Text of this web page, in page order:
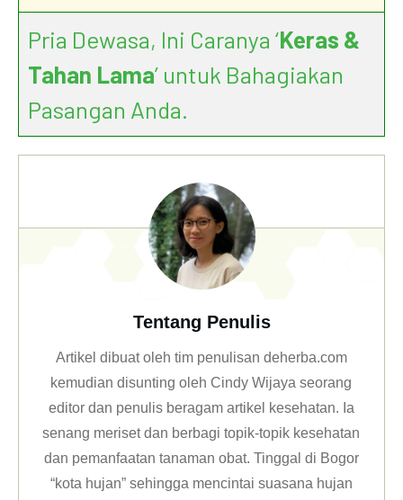
Pria Dewasa, Ini Caranya ‘Keras &
Tahan Lama’ untuk Bahagiakan
Pasangan Anda.
Tentang Penulis
Artikel dibuat oleh tim penulisan deherba.com
kemudian disunting oleh Cindy Wijaya seorang
editor dan penulis beragam artikel kesehatan. Ia
senang meriset dan berbagi topik-topik kesehatan
dan pemanfaatan tanaman obat. Tinggal di Bogor
“kota hujan” sehingga mencintai suasana hujan